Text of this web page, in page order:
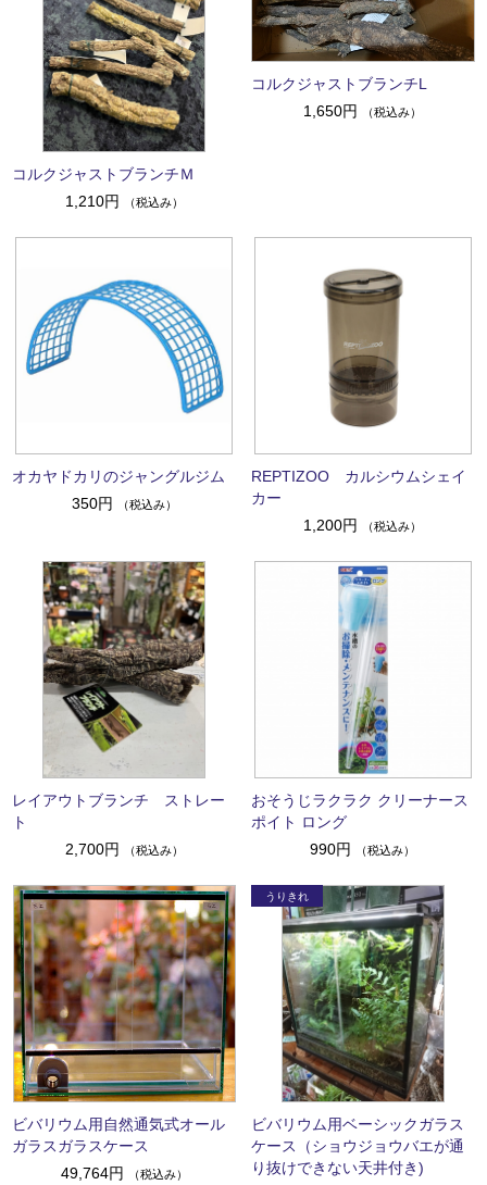
コルクジャストブランチＭ
1,210円
（税込み）
コルクジャストブランチL
1,650円
（税込み）
オカヤドカリのジャングルジム
350円
（税込み）
REPTIZOO カルシウムシェイ
カー
1,200円
（税込み）
レイアウトブランチ ストレー
ト
2,700円
（税込み）
おそうじラクラク クリーナース
ポイト ロング
990円
（税込み）
ビバリウム用自然通気式オール
ガラスガラスケース
49,764円
（税込み）
ビバリウム用ベーシックガラス
ケース（ショウジョウバエが通
り抜けできない天井付き)